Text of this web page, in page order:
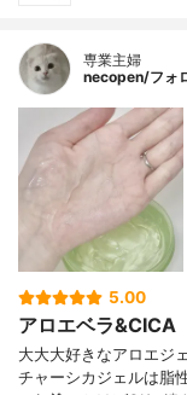
専業主婦
necopen/フォ
5.00
アロエベラ&CICA
大大大好きなアロエジ
チャーシカジェルは脂